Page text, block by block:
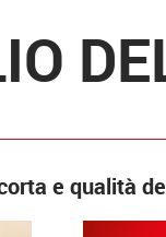
e qualità